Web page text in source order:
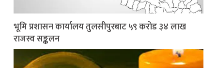
भूमि प्रशासन कार्यालय तुलसीपुरबाट ५९ करोड ३४ लाख
राजस्व सङ्कलन